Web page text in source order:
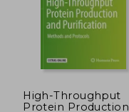
40%
dcto.
High-Throughput
Protein Production